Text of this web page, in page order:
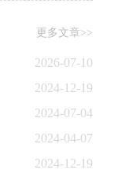
更多文章>>
2026-07-10
2024-12-19
2024-07-04
2024-04-07
2024-12-19